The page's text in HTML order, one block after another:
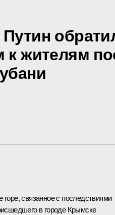
к жителям
связанное с последствиями
в городе Крымске